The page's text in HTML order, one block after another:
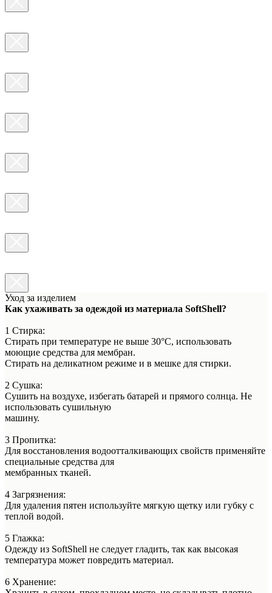
Уход за изделием
Как ухаживать за одеждой из материала SoftShell?
1 Стирка:
Стирать при температуре не выше 30°C, использовать
моющие средства для мембран.
Стирать на деликатном режиме и в мешке для стирки.
2 Сушка:
Сушить на воздухе, избегать батарей и прямого солнца. Не
использовать сушильную
машину.
3 Пропитка:
Для восстановления водоотталкивающих свойств применяйте
специальные средства для
мембранных тканей.
4 Загрязнения:
Для удаления пятен используйте мягкую щетку или губку с
теплой водой.
5 Глажка:
Одежду из SoftShell не следует гладить, так как высокая
температура может повредить материал.
6 Хранение: